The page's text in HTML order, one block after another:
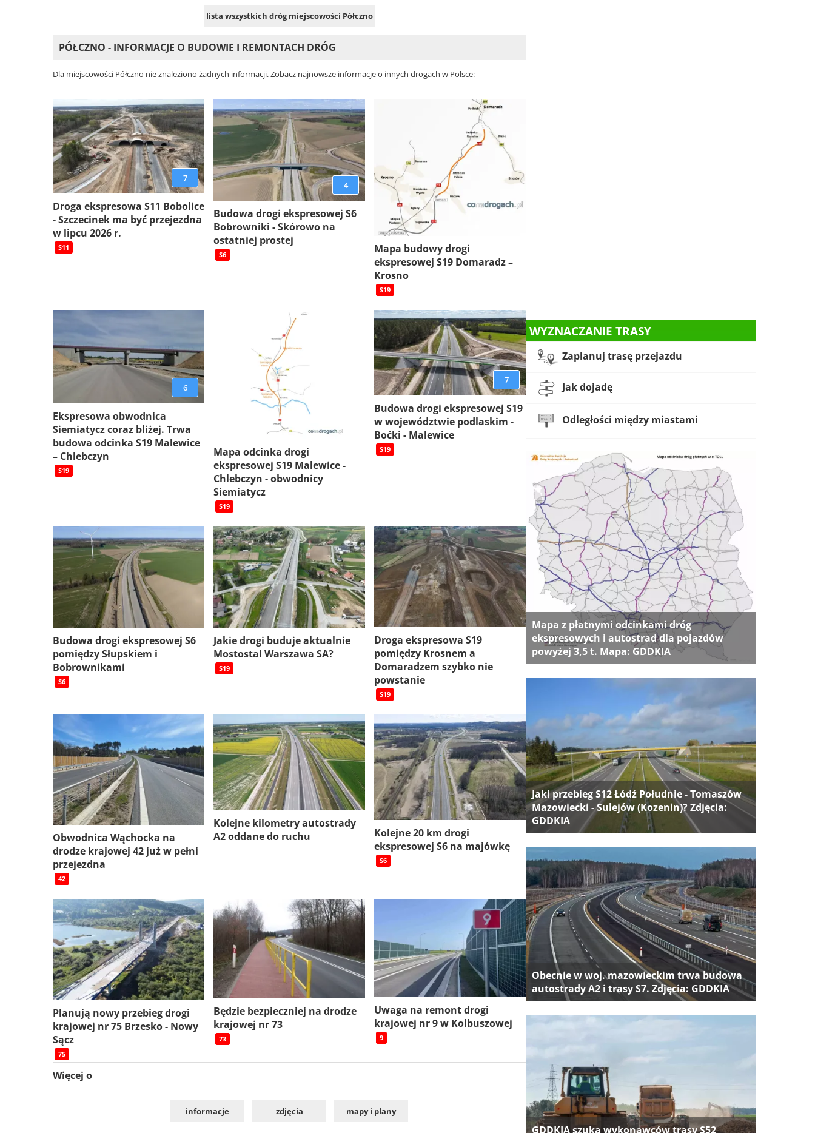
lista wszystkich dróg miejscowości Półczno
PÓŁCZNO - INFORMACJE O BUDOWIE I REMONTACH DRÓG
Dla miejscowości Półczno nie znaleziono żadnych informacji. Zobacz najnowsze informacje o innych drogach w Polsce:
7
Droga ekspresowa S11 Bobolice
- Szczecinek ma być przejezdna
w lipcu 2026 r.
S11
4
Budowa drogi ekspresowej S6
Bobrowniki - Skórowo na
ostatniej prostej
S6
Mapa budowy drogi
ekspresowej S19 Domaradz –
Krosno
S19
6
Ekspresowa obwodnica
Siemiatycz coraz bliżej. Trwa
budowa odcinka S19 Malewice
– Chlebczyn
S19
Mapa odcinka drogi
ekspresowej S19 Malewice -
Chlebczyn - obwodnicy
Siemiatycz
S19
7
Budowa drogi ekspresowej S19
w województwie podlaskim -
Boćki - Malewice
S19
Budowa drogi ekspresowej S6
pomiędzy Słupskiem i
Bobrownikami
S6
Jakie drogi buduje aktualnie
Mostostal Warszawa SA?
S19
Droga ekspresowa S19
pomiędzy Krosnem a
Domaradzem szybko nie
powstanie
S19
Obwodnica Wąchocka na
drodze krajowej 42 już w pełni
przejezdna
42
Kolejne kilometry autostrady
A2 oddane do ruchu
Kolejne 20 km drogi
ekspresowej S6 na majówkę
S6
Planują nowy przebieg drogi
krajowej nr 75 Brzesko - Nowy
Sącz
75
Będzie bezpieczniej na drodze
krajowej nr 73
73
Uwaga na remont drogi
krajowej nr 9 w Kolbuszowej
9
Więcej o
informacje zdjęcia mapy i plany
WYZNACZANIE TRASY
Zaplanuj trasę przejazdu
Jak dojadę
Odległości między miastami
Mapa z płatnymi odcinkami dróg
ekspresowych i autostrad dla pojazdów
powyżej 3,5 t. Mapa: GDDKIA
Jaki przebieg S12 Łódź Południe - Tomaszów
Mazowiecki - Sulejów (Kozenin)? Zdjęcia:
GDDKIA
Obecnie w woj. mazowieckim trwa budowa
autostrady A2 i trasy S7. Zdjęcia: GDDKIA
GDDKIA szuka wykonawców trasy S52